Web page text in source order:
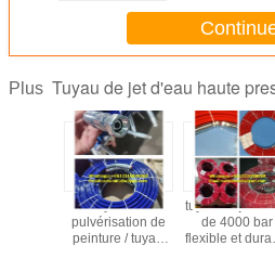
Plus Tuyau de jet d'eau haute
tuyau de
pulvérisation de
peinture / tuyau
tuyau de jet
de 4000 bar
flexible et